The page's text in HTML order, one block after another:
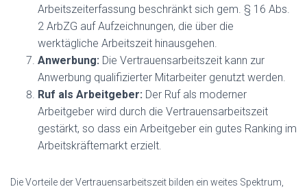
Arbeitszeiterfassung beschränkt sich gem. § 16 Abs.
2 ArbZG auf Aufzeichnungen, die über die
werktägliche Arbeitszeit hinausgehen.
Anwerbung: Die Vertrauensarbeitszeit kann zur
Anwerbung qualifizierter Mitarbeiter genutzt werden.
Ruf als Arbeitgeber: Der Ruf als moderner
Arbeitgeber wird durch die Vertrauensarbeitszeit
gestärkt, so dass ein Arbeitgeber ein gutes Ranking im
Arbeitskräftemarkt erzielt.
Die Vorteile der Vertrauensarbeitszeit bilden ein weites Spektrum,